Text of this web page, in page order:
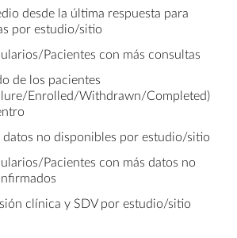
desde la última respuesta para
por estudio/sitio
Pacientes con más consultas
de los pacientes
Enrolled/Withdrawn/Completed)
datos no disponibles por estudio/sitio
Pacientes con más datos no
clínica y SDV por estudio/sitio